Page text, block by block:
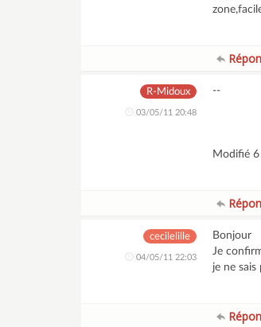
R-Midoux
03/05/11 20:48
--
Modifié
cecilelille
04/05/11 22:03
Bonjour
Je
je ne